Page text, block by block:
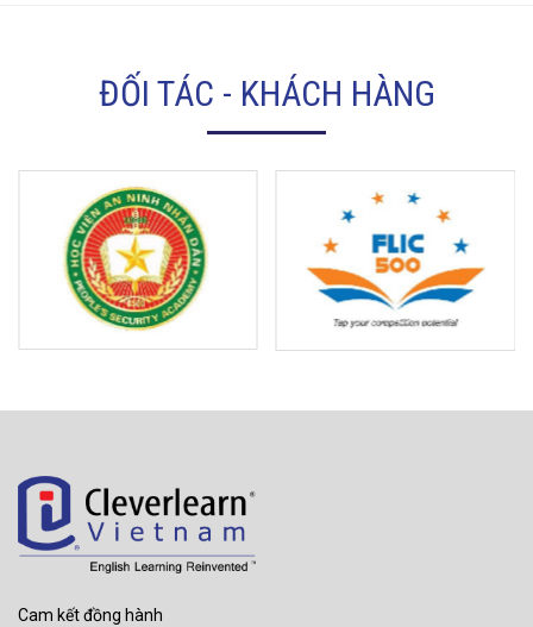
ĐỐI TÁC - KHÁCH HÀNG
Cam kết đồng hành